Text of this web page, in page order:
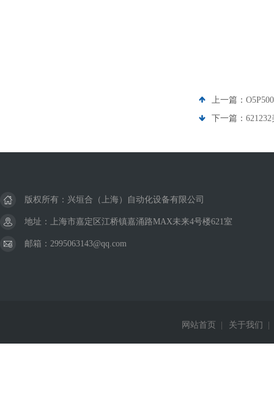
上一篇：
下一篇：
版权所有：兴垣合（上海）自动化设备有限公司
地址：上海市嘉定区江桥镇嘉涌路MAX未来4号楼621室
邮箱：2995063143@qq.com
网站首页 关于我们